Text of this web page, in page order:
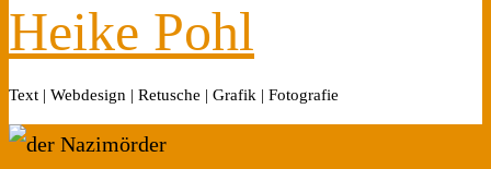
Heike Pohl
Text | Webdesign | Retusche | Grafik | Fotografie